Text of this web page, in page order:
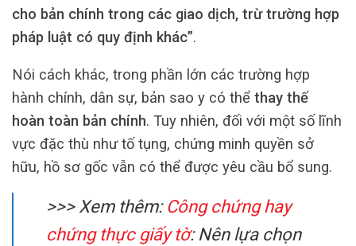
cho bản chính trong các giao dịch, trừ trường hợp
pháp luật có quy định khác”.
Nói cách khác, trong phần lớn các trường hợp
hành chính, dân sự, bản sao y có thể thay thế
hoàn toàn bản chính. Tuy nhiên, đối với một số lĩnh
vực đặc thù như tố tụng, chứng minh quyền sở
hữu, hồ sơ gốc vẫn có thể được yêu cầu bổ sung.
>>> Xem thêm: Công chứng hay
chứng thực giấy tờ: Nên lựa chọn